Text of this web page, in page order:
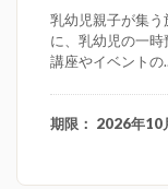
乳幼児親子が集
に、乳幼児の一
講座やイベントの
期限： 2026年10